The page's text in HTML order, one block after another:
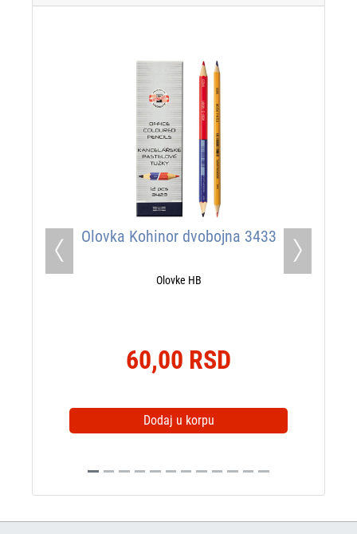
Olovka Kohinor dvobojna 3433
Olovke HB
60,00 RSD
Dodaj u korpu
Previous Next